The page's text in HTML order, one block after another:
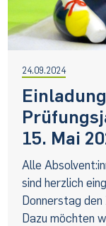
24.09.2024
15. Mai
Alle
sind herzlich
Donnerstag den
Dazu möchten